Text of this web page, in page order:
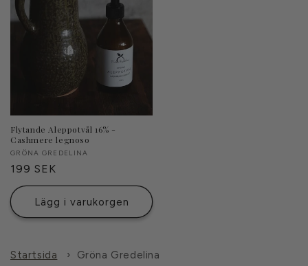
Flytande Aleppotvål 16% -
Cashmere legnoso
Säljare:
GRÖNA GREDELINA
Ordinarie
pris
199 SEK
Lägg i varukorgen
Startsida › Gröna Gredelina